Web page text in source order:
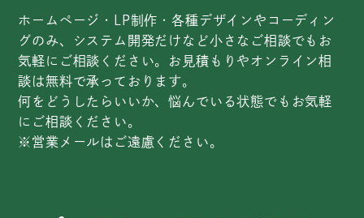
ホームページ・LP制作・各種デザインやコーディン
グのみ、システム開発だけなど小さなご相談でもお
気軽にご相談ください。お見積もりやオンライン相
談は無料で承っております。
何をどうしたらいいか、悩んでいる状態でもお気軽
にご相談ください。
※営業メールはご遠慮ください。